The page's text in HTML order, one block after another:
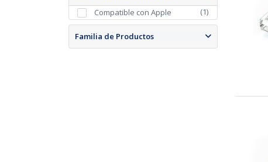
Compatible con Apple
(1)
Familia de Productos